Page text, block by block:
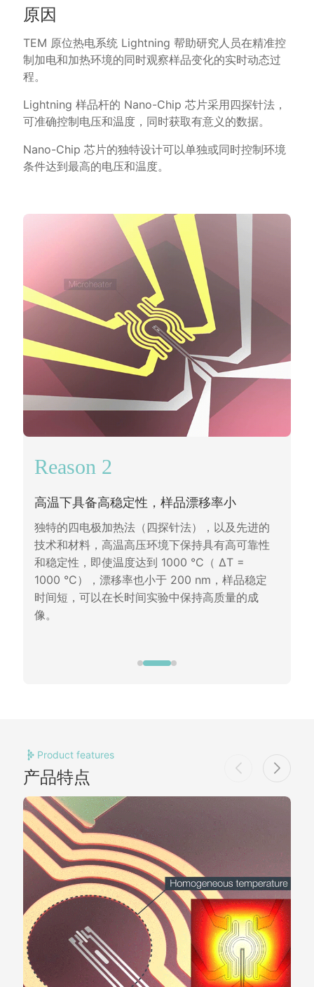
原因
TEM 原位热电系统 Lightning 帮助研究人员在精准控
制加电和加热环境的同时观察样品变化的实时动态过
程。
Lightning 样品杆的 Nano-Chip 芯片采用四探针法，
可准确控制电压和温度，同时获取有意义的数据。
Nano-Chip 芯片的独特设计可以单独或同时控制环境
条件达到最高的电压和温度。
Reason 2
高温下具备高稳定性，样品漂移率小
独特的四电极加热法（四探针法），以及先进的
技术和材料，高温高压环境下保持具有高可靠性
和稳定性，即使温度达到 1000 °C（ ΔT =
1000 °C），漂移率也小于 200 nm，样品稳定
时间短，可以在长时间实验中保持高质量的成
像。
Product features
产品特点